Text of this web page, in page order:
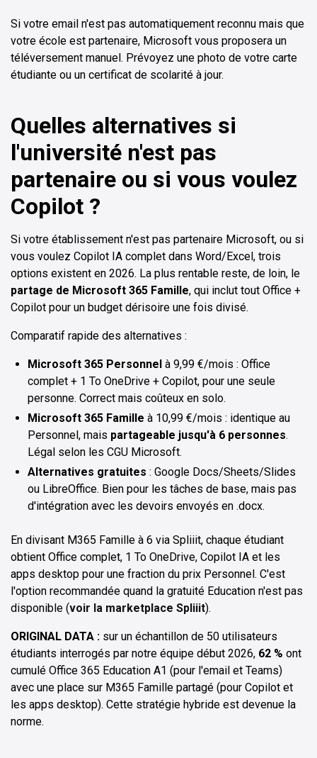
Si votre email n'est pas automatiquement reconnu mais que
votre école est partenaire, Microsoft vous proposera un
téléversement manuel. Prévoyez une photo de votre carte
étudiante ou un certificat de scolarité à jour.
Quelles alternatives si
l'université n'est pas
partenaire ou si vous voulez
Copilot ?
Si votre établissement n'est pas partenaire Microsoft, ou si
vous voulez Copilot IA complet dans Word/Excel, trois
options existent en 2026. La plus rentable reste, de loin, le
partage de Microsoft 365 Famille, qui inclut tout Office +
Copilot pour un budget dérisoire une fois divisé.
Comparatif rapide des alternatives :
Microsoft 365 Personnel à 9,99 €/mois : Office
complet + 1 To OneDrive + Copilot, pour une seule
personne. Correct mais coûteux en solo.
Microsoft 365 Famille à 10,99 €/mois : identique au
Personnel, mais partageable jusqu'à 6 personnes.
Légal selon les CGU Microsoft.
Alternatives gratuites : Google Docs/Sheets/Slides
ou LibreOffice. Bien pour les tâches de base, mais pas
d'intégration avec les devoirs envoyés en .docx.
En divisant M365 Famille à 6 via Spliiit, chaque étudiant
obtient Office complet, 1 To OneDrive, Copilot IA et les
apps desktop pour une fraction du prix Personnel. C'est
l'option recommandée quand la gratuité Education n'est pas
disponible (voir la marketplace Spliiit).
ORIGINAL DATA : sur un échantillon de 50 utilisateurs
étudiants interrogés par notre équipe début 2026, 62 % ont
cumulé Office 365 Education A1 (pour l'email et Teams)
avec une place sur M365 Famille partagé (pour Copilot et
les apps desktop). Cette stratégie hybride est devenue la
norme.